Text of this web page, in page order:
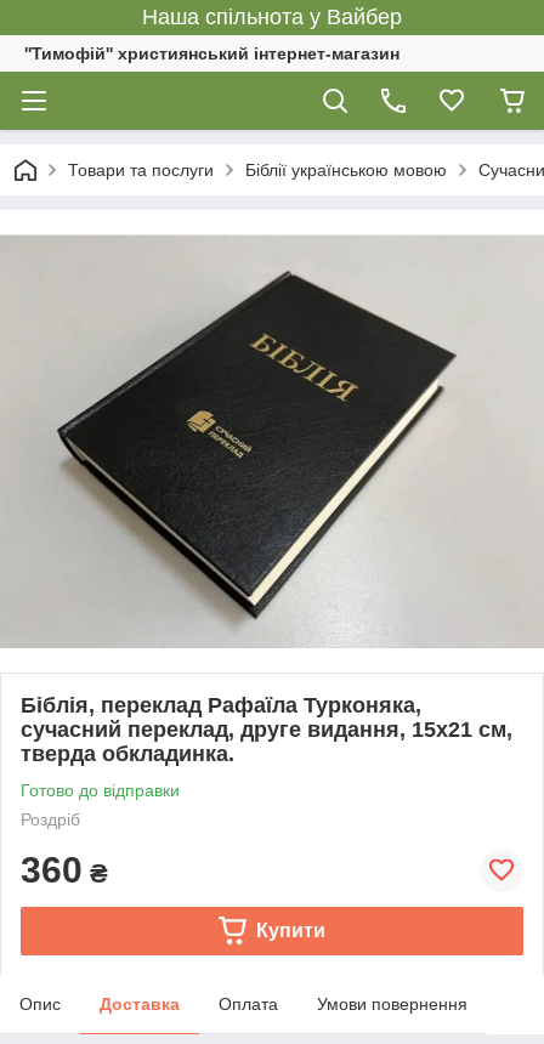
Наша спільнота у Вайбер
''Тимофій'' християнський інтернет-магазин
Товари та послуги Біблії українською мовою
Біблія, переклад Рафаїла Турконяка,
сучасний переклад, друге видання, 15х21 см,
тверда обкладинка.
Готово до відправки
Роздріб
360 ₴
Купити
Опис Доставка Оплата Умови повернення